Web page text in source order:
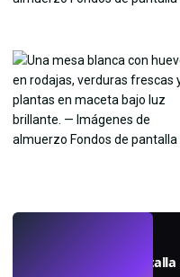
Crea fondos de pantalla